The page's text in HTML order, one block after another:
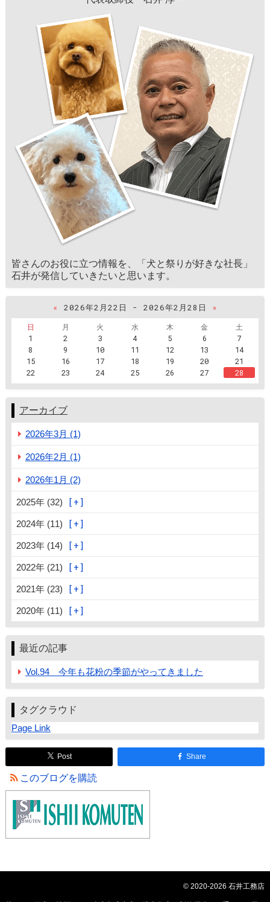
皆さんのお役に立つ情報を、「犬と祭りが好きな社長」
石井が発信していきたいと思います。
« 2026年2月22日 - 2026年2月28日
»
日
月 火 水 木 金
土
1
2 3 4 5 6
7
8
9 10 11 12 13
14
15
16 17 18 19 20
21
22
23 24 25 26 27 28
アーカイブ
2026年3月 (1)
2026年2月 (1)
2026年1月 (2)
2025年 (32)
2024年 (11)
2023年 (14)
2022年 (21)
2021年 (23)
2020年 (11)
最近の記事
Vol.94 今年も花粉の季節がやってきました
タグクラウド
Page Link
Post Share
このブログを購読
© 2020-2026 石井工務店